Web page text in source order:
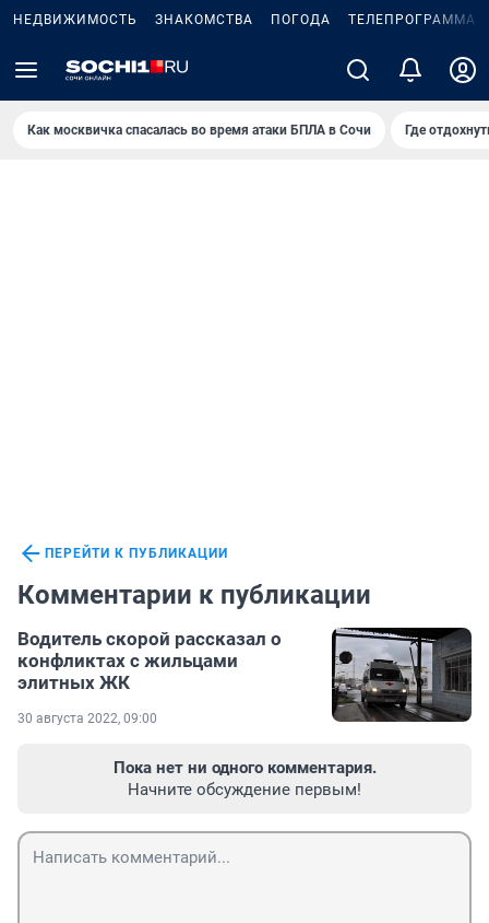
НЕДВИЖИМОСТЬ ЗНАКОМСТВА ПОГОДА ТЕЛЕПРОГРАММА
Как москвичка спасалась во время атаки БПЛА в Сочи Где
ПЕРЕЙТИ К ПУБЛИКАЦИИ
Комментарии к публикации
Водитель скорой рассказал о
конфликтах с жильцами
элитных ЖК
30 августа 2022, 09:00
Пока нет ни одного комментария.
Начните обсуждение первым!